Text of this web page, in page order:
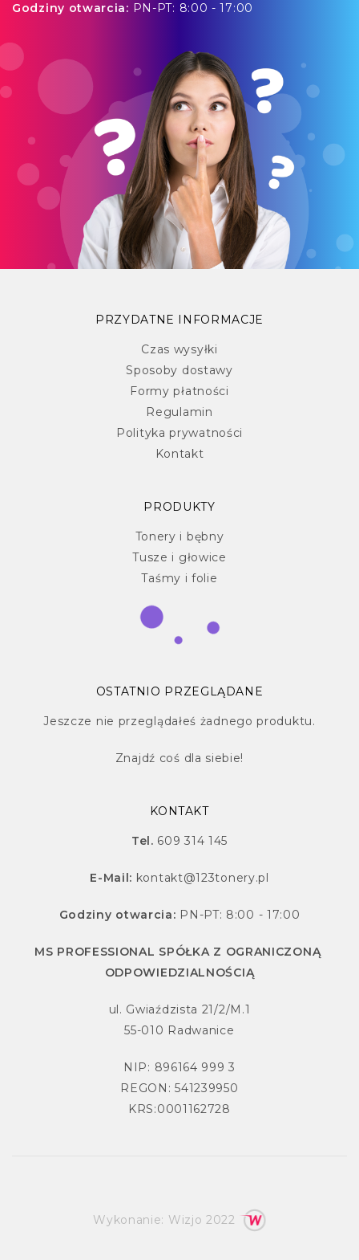
Godziny otwarcia: PN-PT: 8:00 - 17:00
PRZYDATNE INFORMACJE
Czas wysyłki
Sposoby dostawy
Formy płatności
Regulamin
Polityka prywatności
Kontakt
PRODUKTY
Tonery i bębny
Tusze i głowice
Taśmy i folie
OSTATNIO PRZEGLĄDANE
Jeszcze nie przeglądałeś żadnego produktu.
Znajdź coś dla siebie!
KONTAKT
Tel. 609 314 145
E-Mail: kontakt@123tonery.pl
Godziny otwarcia: PN-PT: 8:00 - 17:00
MS PROFESSIONAL SPÓŁKA Z OGRANICZONĄ
ODPOWIEDZIALNOŚCIĄ
ul. Gwiaździsta 21/2/M.1
55-010 Radwanice
NIP: 896164 999 3
REGON: 541239950
KRS:0001162728
Wykonanie: Wizjo 2022